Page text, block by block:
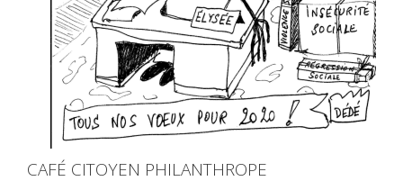
CAFÉ CITOYEN PHILANTHROPE